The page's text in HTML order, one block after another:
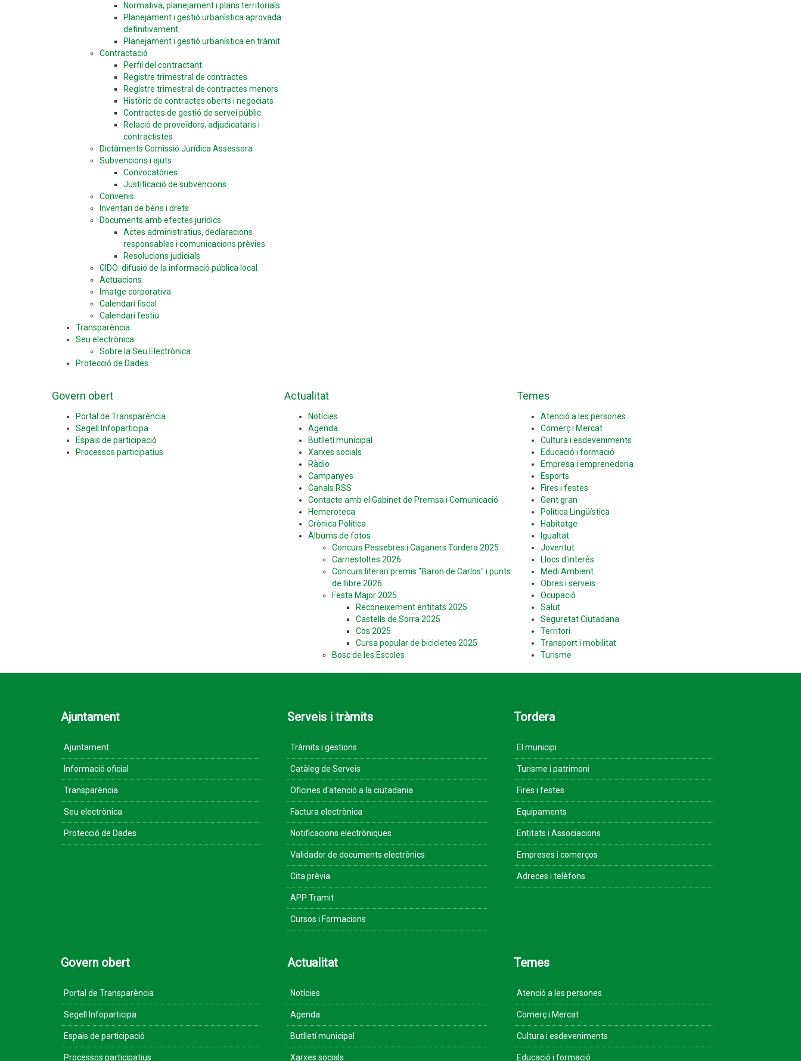
Normativa, planejament i plans territorials
Planejament i gestió urbanística aprovada
definitivament
Planejament i gestió urbanística en tràmit
Contractació
Perfil del contractant
Registre trimestral de contractes
Registre trimestral de contractes menors
Històric de contractes oberts i negociats
Contractes de gestió de servei públic
Relació de proveïdors, adjudicataris i
contractistes
Dictàments Comissió Jurídica Assessora
Subvencions i ajuts
Convocatòries
Justificació de subvencions
Convenis
Inventari de béns i drets
Documents amb efectes jurídics
Actes administratius, declaracions
responsables i comunicacions prèvies
Resolucions judicials
CIDO: difusió de la informació pública local
Actuacions
Imatge corporativa
Calendari fiscal
Calendari festiu
Transparència
Seu electrònica
Sobre la Seu Electrònica
Protecció de Dades
Govern obert
Portal de Transparència
Segell Infoparticipa
Espais de participació
Processos participatius
Actualitat
Notícies
Agenda
Butlletí municipal
Xarxes socials
Ràdio
Campanyes
Canals RSS
Contacte amb el Gabinet de Premsa i Comunicació
Hemeroteca
Crònica Política
Àlbums de fotos
Concurs Pessebres i Caganers Tordera 2025
Carnestoltes 2026
Concurs literari premis "Baron de Carlos" i punts
de llibre 2026
Festa Major 2025
Reconeixement entitats 2025
Castells de Sorra 2025
Cos 2025
Cursa popular de bicicletes 2025
Bosc de les Escoles
Temes
Atenció a les persones
Comerç i Mercat
Cultura i esdeveniments
Educació i formació
Empresa i emprenedoria
Esports
Fires i festes
Gent gran
Política Lingüística
Habitatge
Igualtat
Joventut
Llocs d'interès
Medi Ambient
Obres i serveis
Ocupació
Salut
Seguretat Ciutadana
Territori
Transport i mobilitat
Turisme
Ajuntament
Ajuntament
Informació oficial
Transparència
Seu electrònica
Protecció de Dades
Serveis i tràmits
Tràmits i gestions
Catàleg de Serveis
Oficines d'atenció a la ciutadania
Factura electrònica
Notificacions electròniques
Validador de documents electrònics
Cita prèvia
APP Tramit
Cursos i Formacions
Tordera
El municipi
Turisme i patrimoni
Fires i festes
Equipaments
Entitats i Associacions
Empreses i comerços
Adreces i telèfons
Govern obert
Portal de Transparència
Segell Infoparticipa
Espais de participació
Processos participatius
Actualitat
Notícies
Agenda
Butlletí municipal
Xarxes socials
Temes
Atenció a les persones
Comerç i Mercat
Cultura i esdeveniments
Educació i formació